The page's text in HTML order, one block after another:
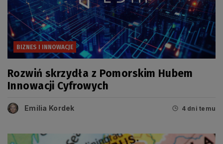
BIZNES I INNOWACJE
Rozwiń skrzydła z Pomorskim Hubem
Innowacji Cyfrowych
Emilia Kordek 4 dni temu